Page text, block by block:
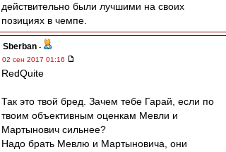
действительно были лучшими на своих
позициях в чемпе.
Sberban -
02 сен 2017 01:16
RedQuite
Так это твой бред. Зачем тебе Гарай, если по
твоим объективным оценкам Мевли и
Мартынович сильнее?
Надо брать Мевлю и Мартыновича, они